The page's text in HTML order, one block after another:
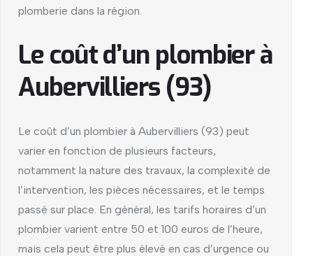
plomberie dans la région.
Le coût d’un plombier à
Aubervilliers (93)
Le coût d’un plombier à Aubervilliers (93) peut
varier en fonction de plusieurs facteurs,
notamment la nature des travaux, la complexité de
l’intervention, les pièces nécessaires, et le temps
passé sur place. En général, les tarifs horaires d’un
plombier varient entre 50 et 100 euros de l’heure,
mais cela peut être plus élevé en cas d’urgence ou